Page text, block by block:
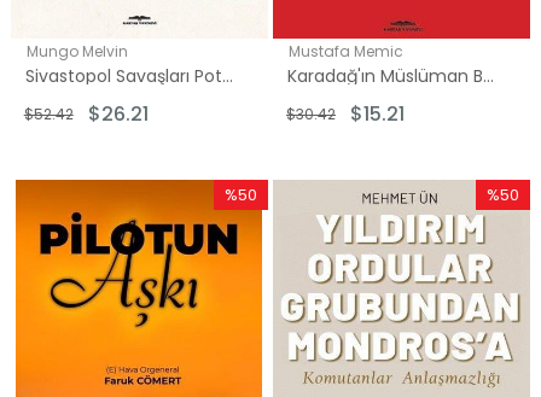
Mungo Melvin
Sivastopol Savaşları Potemkin'den Putin'e Kırım
$26.21
$52.42
Mustafa Memic
Karadağ'ın Müslüman Boşnakları
$15.21
$30.42
%50
İndirim
%50İndirim
%50
İndirim